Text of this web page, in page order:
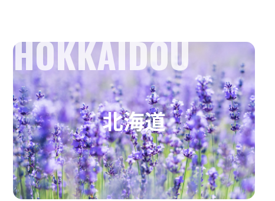
HOKKAIDOU
北海道